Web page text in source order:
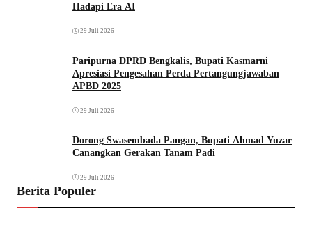
Hadapi Era AI
29 Juli 2026
Paripurna DPRD Bengkalis, Bupati Kasmarni
Apresiasi Pengesahan Perda Pertangungjawaban
APBD 2025
29 Juli 2026
Dorong Swasembada Pangan, Bupati Ahmad Yuzar
Canangkan Gerakan Tanam Padi
29 Juli 2026
Berita Populer